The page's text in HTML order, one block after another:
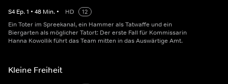
S4 Ep.1 • 48 Min. • HD
12
Ein Toter im Spreekanal, ein Hammer als Tatwaffe und ein
Biergarten als möglicher Tatort: Der erste Fall für Kommissarin
Hanna Kowollik führt das Team mitten in das Auswärtige Amt.
Kleine Freiheit